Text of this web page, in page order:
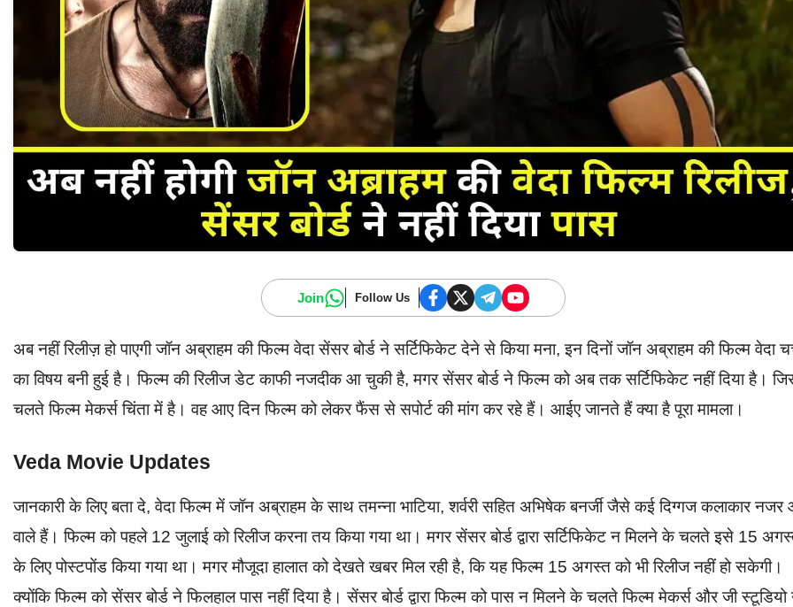
Join Follow Us
अब नहीं रिलीज़ हो पाएगी जॉन अब्राहम की फिल्म वेदा सेंसर बोर्ड ने सर्टिफिकेट देने से किया मना, इन दिनों जॉन अब्राहम की फिल्म वेदा
का विषय बनी हुई है। फिल्म की रिलीज डेट काफी नजदीक आ चुकी है, मगर सेंसर बोर्ड ने फिल्म को अब तक सर्टिफिकेट नहीं दिया है।
चलते फिल्म मेकर्स चिंता में है। वह आए दिन फिल्म को लेकर फैंस से सपोर्ट की मांग कर रहे हैं। आईए जानते हैं क्या है पूरा मामला।
Veda Movie Updates
जानकारी के लिए बता दे, वेदा फिल्म में जॉन अब्राहम के साथ तमन्ना भाटिया, शर्वरी सहित अभिषेक बनर्जी जैसे कई दिग्गज कलाकार
वाले हैं। फिल्म को पहले 12 जुलाई को रिलीज करना तय किया गया था। मगर सेंसर बोर्ड द्वारा सर्टिफिकेट न मिलने के चलते इसे 15
के लिए पोस्टपोंड किया गया था। मगर मौजूदा हालात को देखते खबर मिल रही है, कि यह फिल्म 15 अगस्त को भी रिलीज नहीं हो सकेगी।
क्योंकि फिल्म को सेंसर बोर्ड ने फिलहाल पास नहीं दिया है। सेंसर बोर्ड द्वारा फिल्म को पास न मिलने के चलते फिल्म मेकर्स और जी स्टूडियो